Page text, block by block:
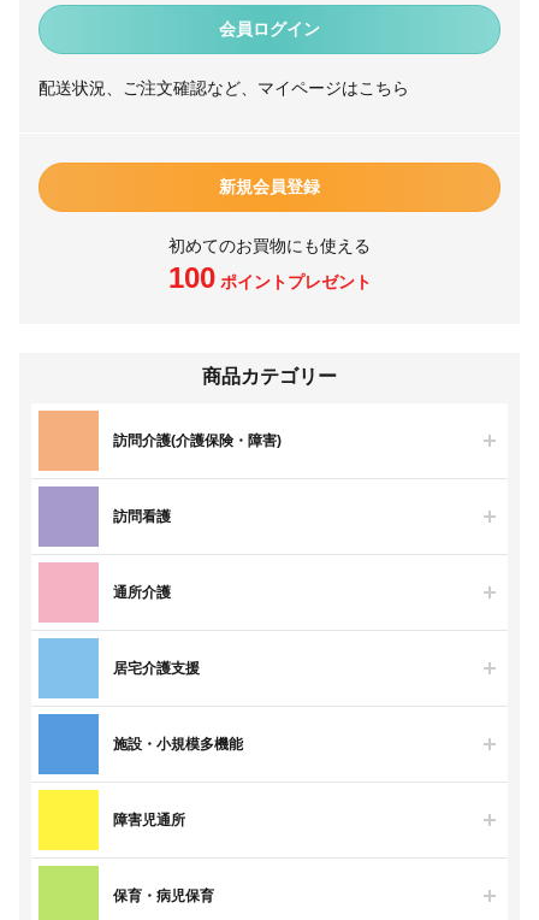
会員ログイン
配送状況、ご注文確認など、マイページはこちら
新規会員登録
初めてのお買物にも使える
100ポイントプレゼント
商品カテゴリー
訪問介護(介護保険・障害)
訪問看護
通所介護
居宅介護支援
施設・小規模多機能
障害児通所
保育・病児保育